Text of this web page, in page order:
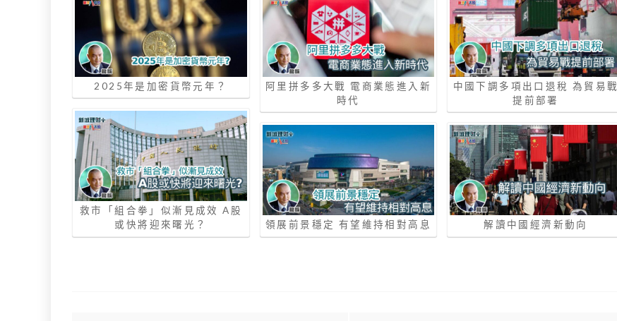
2025年是加密貨幣元年？
救市「組合拳」似漸見成效 A股
或快將迎來曙光？
阿里拼多多大戰 電商業態進入新
時代
領展前景穩定 有望維持相對高息
中國下調多項出口退稅 為貿易戰
提前部署
解讀中國經濟新動向